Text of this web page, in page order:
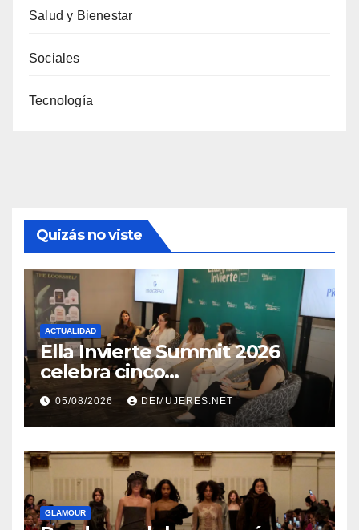
Salud y Bienestar
Sociales
Tecnología
Quizás no viste
ACTUALIDAD
Ella Invierte Summit 2026
celebra cinco
añosimpulsando a las
mujeres a construir su
independencia financiera
05/08/2026 DEMUJERES.NET
GLAMOUR